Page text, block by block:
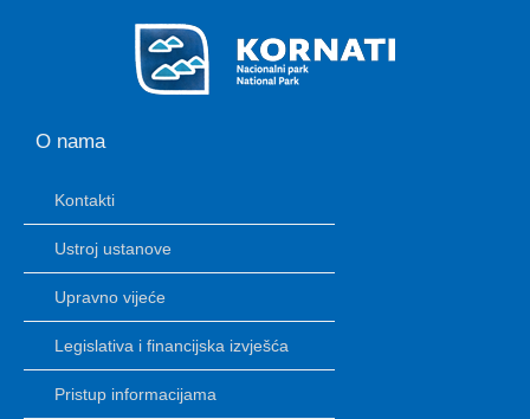
O nama
Kontakti
Ustroj ustanove
Upravno vijeće
Legislativa i financijska izvješća
Pristup informacijama